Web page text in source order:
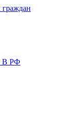
РФ